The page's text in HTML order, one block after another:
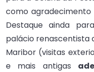
como agradecimento
Destaque ainda
palácio renascentista
Maribor (visitas
e mais antigas